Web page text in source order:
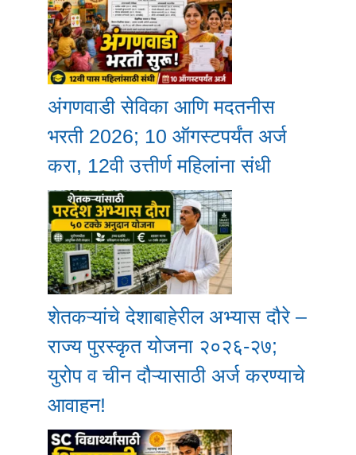
अंगणवाडी सेविका आणि मदतनीस
भरती 2026; 10 ऑगस्टपर्यंत अर्ज
करा, 12वी उत्तीर्ण महिलांना संधी
शेतकऱ्यांचे देशाबाहेरील अभ्यास दौरे –
राज्य पुरस्कृत योजना २०२६-२७;
युरोप व चीन दौऱ्यासाठी अर्ज करण्याचे
आवाहन!